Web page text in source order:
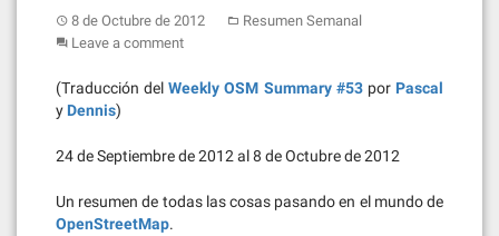
8 de Octubre de 2012
Resumen Semanal
Leave a comment
(Traducción delWeekly OSM Summary #53por Pascal
y Dennis)
24 de Septiembre de 2012 al 8 de Octubre de 2012
Un resumen de todas las cosas pasando en el mundo de
OpenStreetMap.